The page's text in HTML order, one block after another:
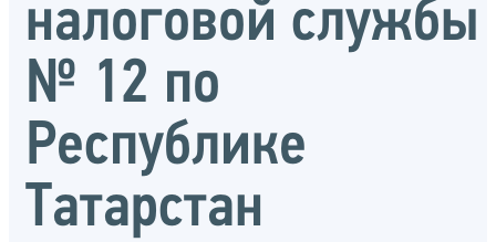
налоговой службы
№ 12 по
Республике
Татарстан